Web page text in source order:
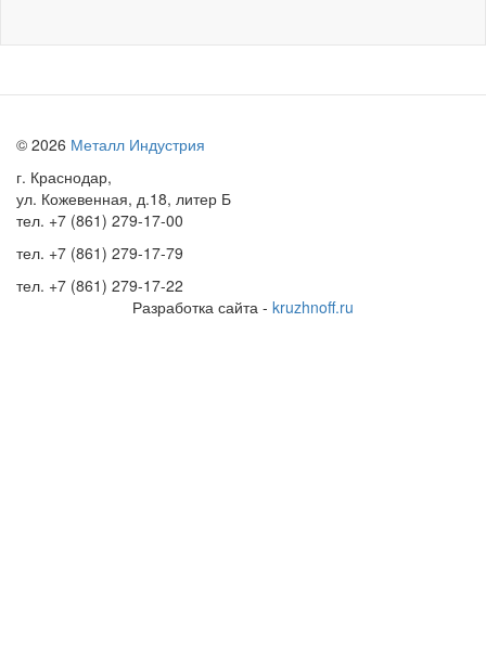
© 2026 Металл Индустрия
г. Краснодар,
ул. Кожевенная, д.18, литер Б
тел. +7 (861) 279-17-00
тел. +7 (861) 279-17-79
тел. +7 (861) 279-17-22
Разработка сайта - kruzhnoff.ru